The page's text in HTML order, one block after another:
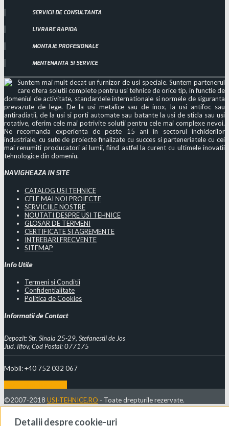
Detalii despre cookie-uri
SERVICII DE CONSULTANTA
LIVRARE RAPIDA
MONTAJE PROFESIONALE
MENTENANTA SI SERVICE
Suntem mai mult decat un furnizor de usi speciale. Suntem partenerul
care ofera solutii complete pentru usi tehnice de orice tip, in functie de
domeniul de activitate, standardele internationale si normele de siguranta
prevazute de lege. De la usi metalice sau de inox, la usi antifoc sau
antiradiatii, de la usi si porti automate sau batante la usi de sticla sau usi
rotative, oferim cele mai potrivite solutii pentru cele mai complexe nevoi.
Ne recomanda experienta de peste 15 ani in sectorul inchiderilor
industriale, cu sute de proiecte finalizate cu succes si parteneriatele cu cei
mai renumiti producatori ai lumii, fiind astfel la curent cu ultimele inovatii
tehnologice din domeniu.
NAVIGHEAZA IN SITE
CATALOG USI TEHNICE
CELE MAI NOI PROIECTE
SERVICIILE NOSTRE
NOUTATI DESPRE USI TEHNICE
GLOSAR DE TERMENI
CERTIFICATE SI AGREMENTE
INTREBARI FRECVENTE
SITEMAP
Info Utile
Termeni si Conditii
Confidentialitate
Politica de Cookies
Informatii de Contact
Depozit: Str. Sinaia 25-29, Stefanestii de Jos
Jud. Ilfov, Cod Postal: 077175
Mobil: +40 752 032 067
©2007-2018 USI-TEHNICE.RO - Toate drepturile rezervate.